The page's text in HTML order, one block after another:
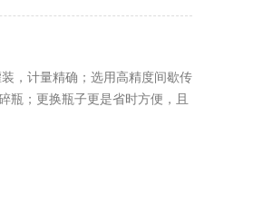
，计量精确；选用高精度间歇传
瓶；更换瓶子更是省时方便，且